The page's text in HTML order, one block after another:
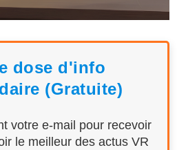
dose d'info
(Gratuite)
votre e-mail pour recevoir
le meilleur des actus VR